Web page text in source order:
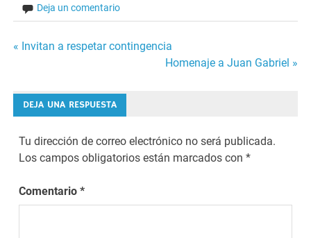
Deja un comentario
Navegación
entradas
« Invitan a respetar contingencia
Homenaje a Juan Gabriel »
DEJA UNA RESPUESTA
Tu dirección de correo electrónico no será publicada.
Los campos obligatorios están marcados con*
Comentario*